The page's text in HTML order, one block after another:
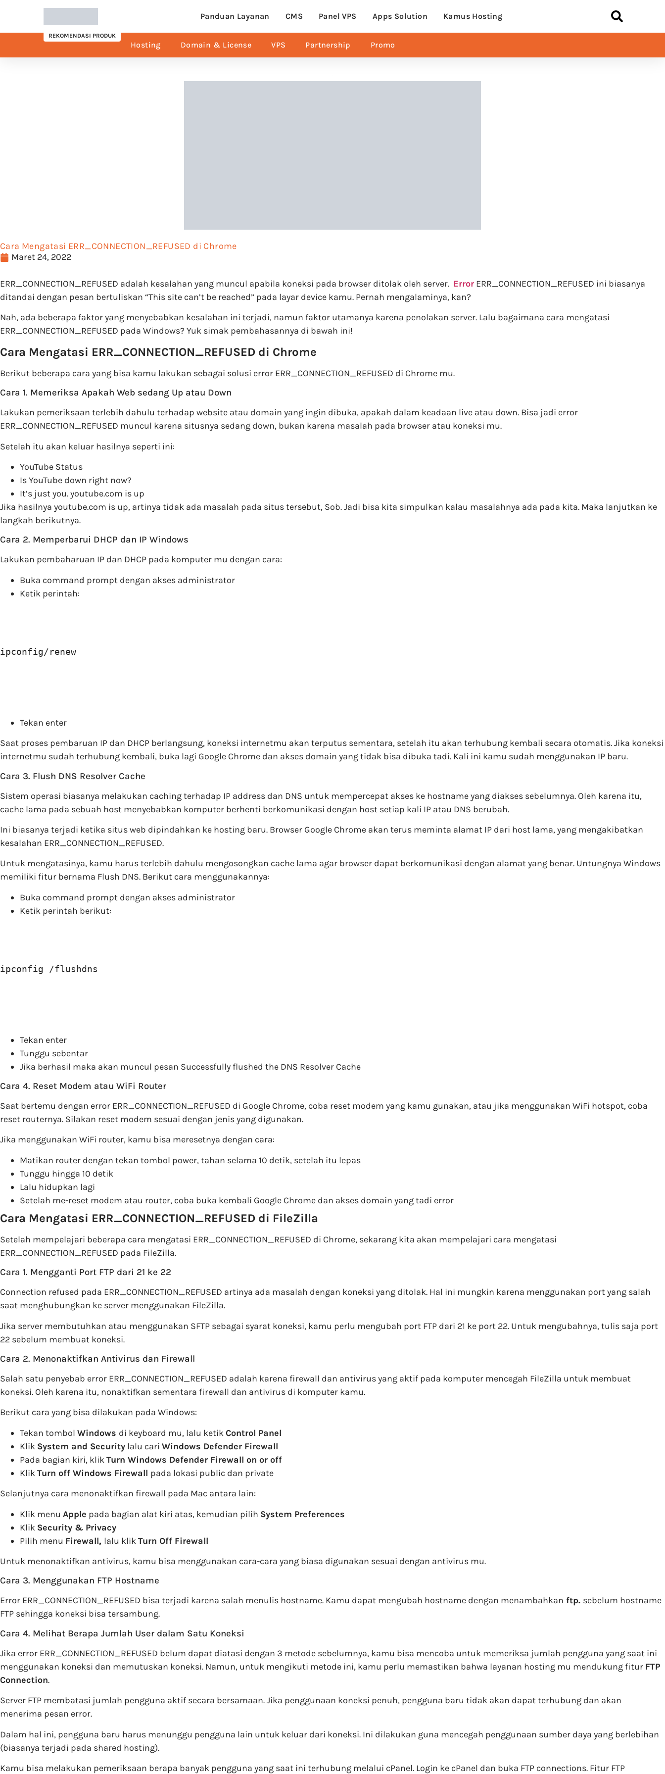
Panduan Layanan CMS Panel VPS Apps Solution Kamus Hosting
REKOMENDASI PRODUK
Hosting Domain & License VPS Partnership Promo
Cara Mengatasi ERR_CONNECTION_REFUSED di Chrome
Maret 24, 2022
ERR_CONNECTION_REFUSED adalah kesalahan yang muncul apabila koneksi pada browser ditolak oleh server. Error ERR_CONNECTION_REFUSED ini biasanya
ditandai dengan pesan bertuliskan “This site can’t be reached” pada layar device kamu. Pernah mengalaminya, kan?
Nah, ada beberapa faktor yang menyebabkan kesalahan ini terjadi, namun faktor utamanya karena penolakan server. Lalu bagaimana cara mengatasi
ERR_CONNECTION_REFUSED pada Windows? Yuk simak pembahasannya di bawah ini!
Cara Mengatasi ERR_CONNECTION_REFUSED di Chrome
Berikut beberapa cara yang bisa kamu lakukan sebagai solusi error ERR_CONNECTION_REFUSED di Chrome mu.
Cara 1. Memeriksa Apakah Web sedang Up atau Down
Lakukan pemeriksaan terlebih dahulu terhadap website atau domain yang ingin dibuka, apakah dalam keadaan live atau down. Bisa jadi error
ERR_CONNECTION_REFUSED muncul karena situsnya sedang down, bukan karena masalah pada browser atau koneksi mu.
Setelah itu akan keluar hasilnya seperti ini:
YouTube Status
Is YouTube down right now?
It’s just you. youtube.com is up
Jika hasilnya youtube.com is up, artinya tidak ada masalah pada situs tersebut, Sob. Jadi bisa kita simpulkan kalau masalahnya ada pada kita. Maka lanjutkan ke
langkah berikutnya.
Cara 2. Memperbarui DHCP dan IP Windows
Lakukan pembaharuan IP dan DHCP pada komputer mu dengan cara:
Buka command prompt dengan akses administrator
Ketik perintah:
ipconfig/renew
Tekan enter
Saat proses pembaruan IP dan DHCP berlangsung, koneksi internetmu akan terputus sementara, setelah itu akan terhubung kembali secara otomatis. Jika koneksi
internetmu sudah terhubung kembali, buka lagi Google Chrome dan akses domain yang tidak bisa dibuka tadi. Kali ini kamu sudah menggunakan IP baru.
Cara 3. Flush DNS Resolver Cache
Sistem operasi biasanya melakukan caching terhadap IP address dan DNS untuk mempercepat akses ke hostname yang diakses sebelumnya. Oleh karena itu,
cache lama pada sebuah host menyebabkan komputer berhenti berkomunikasi dengan host setiap kali IP atau DNS berubah.
Ini biasanya terjadi ketika situs web dipindahkan ke hosting baru. Browser Google Chrome akan terus meminta alamat IP dari host lama, yang mengakibatkan
kesalahan ERR_CONNECTION_REFUSED.
Untuk mengatasinya, kamu harus terlebih dahulu mengosongkan cache lama agar browser dapat berkomunikasi dengan alamat yang benar. Untungnya Windows
memiliki fitur bernama Flush DNS. Berikut cara menggunakannya:
Buka command prompt dengan akses administrator
Ketik perintah berikut:
ipconfig /flushdns
Tekan enter
Tunggu sebentar
Jika berhasil maka akan muncul pesan Successfully flushed the DNS Resolver Cache
Cara 4. Reset Modem atau WiFi Router
Saat bertemu dengan error ERR_CONNECTION_REFUSED di Google Chrome, coba reset modem yang kamu gunakan, atau jika menggunakan WiFi hotspot, coba
reset routernya. Silakan reset modem sesuai dengan jenis yang digunakan.
Jika menggunakan WiFi router, kamu bisa meresetnya dengan cara:
Matikan router dengan tekan tombol power, tahan selama 10 detik, setelah itu lepas
Tunggu hingga 10 detik
Lalu hidupkan lagi
Setelah me-reset modem atau router, coba buka kembali Google Chrome dan akses domain yang tadi error
Cara Mengatasi ERR_CONNECTION_REFUSED di FileZilla
Setelah mempelajari beberapa cara mengatasi ERR_CONNECTION_REFUSED di Chrome, sekarang kita akan mempelajari cara mengatasi
ERR_CONNECTION_REFUSED pada FileZilla.
Cara 1. Mengganti Port FTP dari 21 ke 22
Connection refused pada ERR_CONNECTION_REFUSED artinya ada masalah dengan koneksi yang ditolak. Hal ini mungkin karena menggunakan port yang salah
saat menghubungkan ke server menggunakan FileZilla.
Jika server membutuhkan atau menggunakan SFTP sebagai syarat koneksi, kamu perlu mengubah port FTP dari 21 ke port 22. Untuk mengubahnya, tulis saja port
22 sebelum membuat koneksi.
Cara 2. Menonaktifkan Antivirus dan Firewall
Salah satu penyebab error ERR_CONNECTION_REFUSED adalah karena firewall dan antivirus yang aktif pada komputer mencegah FileZilla untuk membuat
koneksi. Oleh karena itu, nonaktifkan sementara firewall dan antivirus di komputer kamu.
Berikut cara yang bisa dilakukan pada Windows:
Tekan tombol Windows di keyboard mu, lalu ketikControl Panel
Klik System and Security lalu cari Windows Defender Firewall
Pada bagian kiri, klikTurn Windows Defender Firewall on or off
KlikTurn off Windows Firewall pada lokasi public dan private
Selanjutnya cara menonaktifkan firewall pada Mac antara lain:
Klik menu Apple pada bagian alat kiri atas, kemudian pilih System Preferences
Klik Security & Privacy
Pilih menu Firewall, lalu klikTurn Off Firewall
Untuk menonaktifkan antivirus, kamu bisa menggunakan cara-cara yang biasa digunakan sesuai dengan antivirus mu.
Cara 3. Menggunakan FTP Hostname
Error ERR_CONNECTION_REFUSED bisa terjadi karena salah menulis hostname. Kamu dapat mengubah hostname dengan menambahkan ftp. sebelum hostname
FTP sehingga koneksi bisa tersambung.
Cara 4. Melihat Berapa Jumlah User dalam Satu Koneksi
Jika error ERR_CONNECTION_REFUSED belum dapat diatasi dengan 3 metode sebelumnya, kamu bisa mencoba untuk memeriksa jumlah pengguna yang saat ini
menggunakan koneksi dan memutuskan koneksi. Namun, untuk mengikuti metode ini, kamu perlu memastikan bahwa layanan hosting mu mendukung fitur FTP
Connection.
Server FTP membatasi jumlah pengguna aktif secara bersamaan. Jika penggunaan koneksi penuh, pengguna baru tidak akan dapat terhubung dan akan
menerima pesan error.
Dalam hal ini, pengguna baru harus menunggu pengguna lain untuk keluar dari koneksi. Ini dilakukan guna mencegah penggunaan sumber daya yang berlebihan
(biasanya terjadi pada shared hosting).
Kamu bisa melakukan pemeriksaan berapa banyak pengguna yang saat ini terhubung melalui cPanel. Login ke cPanel dan buka FTP connections. Fitur FTP